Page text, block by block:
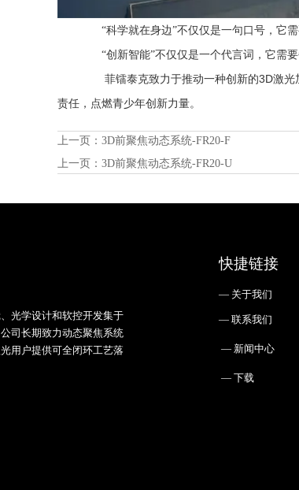
“科学就在身边”不仅仅是一句口号，它需
“创新智能”不仅仅是一个代言词，它需
菲镭泰克致力于推动一种创新的3D激光
责任，点燃青少年创新力量。
上一页：3D前聚焦动态系统-FR20-F
上一页：3D前聚焦动态系统-FR20-U
光学设计和软控开发集于
司长期致力动态聚焦系统
用户提供可全闭环工艺落
快捷链接
— ㅤ关于我们
— ㅤ联系我们
— ㅤ新闻中心
— ㅤ下载